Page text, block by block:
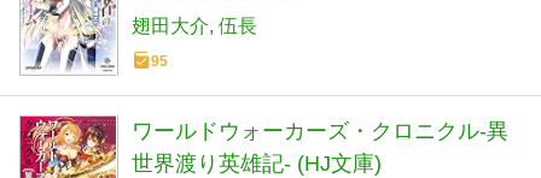
翅田大介 伍長
95
ワールドウォーカーズ・クロニクル-異
世界渡り英雄記- (HJ文庫)